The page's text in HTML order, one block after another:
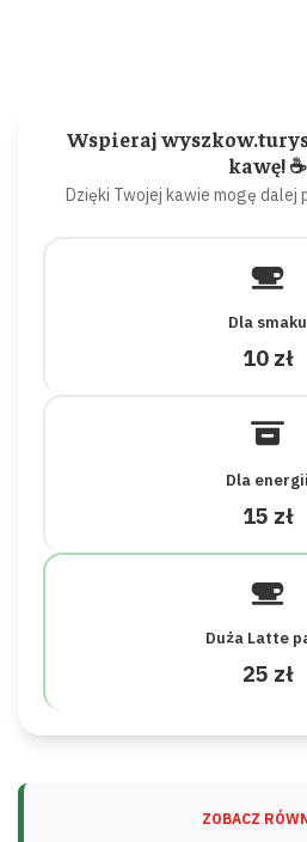
Wspieraj
kawę! ☕
Dzięki Twojej kawie mogę dalej
Dla smaku
10 zł
Dla energii
15 zł
Duża Latte
25 zł
ZOBACZ